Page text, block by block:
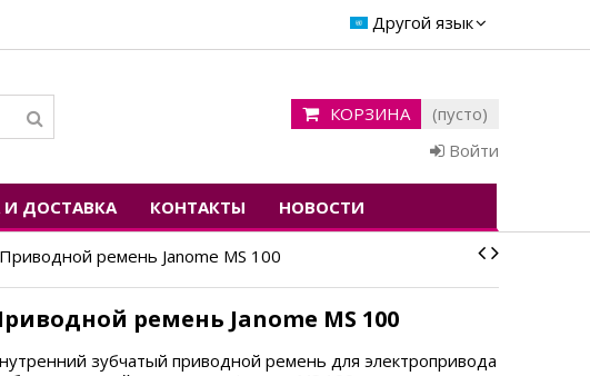
Другой язык
КОРЗИНА
(пусто)
Войти
ДОСТАВКА КОНТАКТЫ НОВОСТИ
Приводной ремень Janome MS 100
ремень Janome MS 100
зубчатый приводной ремень для электропривода